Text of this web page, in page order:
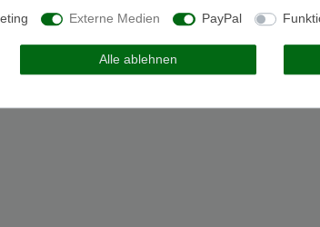
Externe Medien PayPal
Alle ablehnen